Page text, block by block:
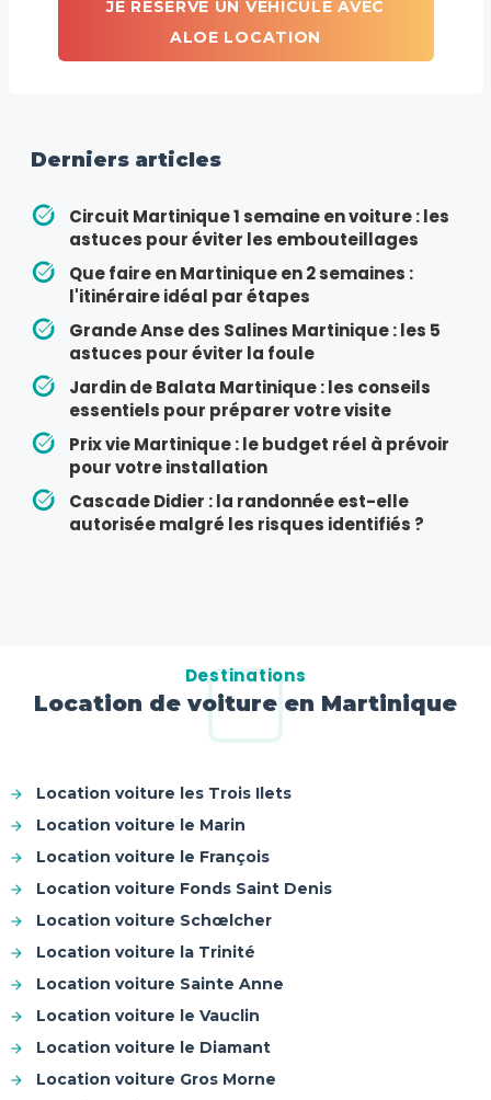
JE RÉSERVE UN VÉHICULE AVEC
ALOE LOCATION
Derniers articles
Circuit Martinique 1 semaine en voiture : les
astuces pour éviter les embouteillages
Que faire en Martinique en 2 semaines :
l'itinéraire idéal par étapes
Grande Anse des Salines Martinique : les 5
astuces pour éviter la foule
Jardin de Balata Martinique : les conseils
essentiels pour préparer votre visite
Prix vie Martinique : le budget réel à prévoir
pour votre installation
Cascade Didier : la randonnée est-elle
autorisée malgré les risques identifiés ?
Destinations
Location de voiture en Martinique
Location voiture les Trois Ilets
Location voiture le Marin
Location voiture le François
Location voiture Fonds Saint Denis
Location voiture Schœlcher
Location voiture la Trinité
Location voiture Sainte Anne
Location voiture le Vauclin
Location voiture le Diamant
Location voiture Gros Morne